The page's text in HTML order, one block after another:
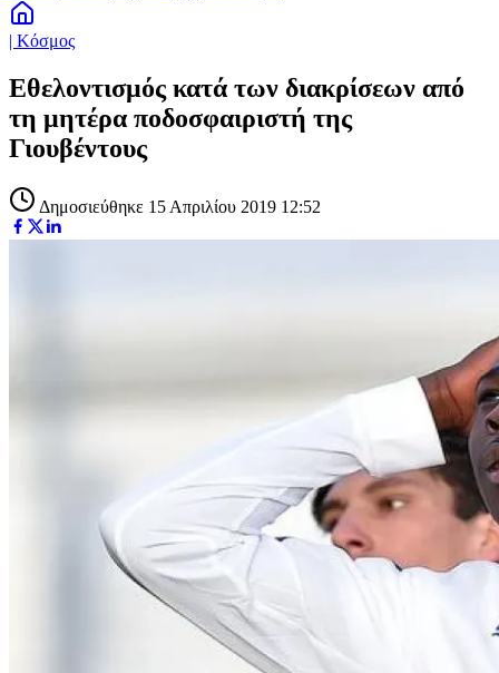
| Κόσμος
Εθελοντισμός κατά των διακρίσεων από
τη μητέρα ποδοσφαιριστή της
Γιουβέντους
Δημοσιεύθηκε 15 Απριλίου 2019 12:52